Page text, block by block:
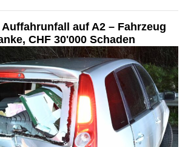
auf A2 – Fahrzeug
CHF 30'000 Schaden